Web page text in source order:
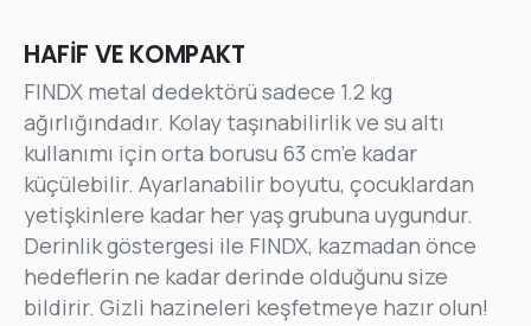
HAFİF VE KOMPAKT
FINDX metal dedektörü sadece 1.2 kg
ağırlığındadır. Kolay taşınabilirlik ve su altı
kullanımı için orta borusu 63 cm’e kadar
küçülebilir. Ayarlanabilir boyutu, çocuklardan
yetişkinlere kadar her yaş grubuna uygundur.
Derinlik göstergesi ile FINDX, kazmadan önce
hedeflerin ne kadar derinde olduğunu size
bildirir. Gizli hazineleri keşfetmeye hazır olun!
Size nasıl yardımcı olabiliriz?
Kişisel Verilerimin, Nokta Mühendislik A.Ş. tarafından
6698 Sayılı Kişisel Verilerin Korunması Kanunu
kapsamında hazırlananAydınlatma Metni’nde belirtilen